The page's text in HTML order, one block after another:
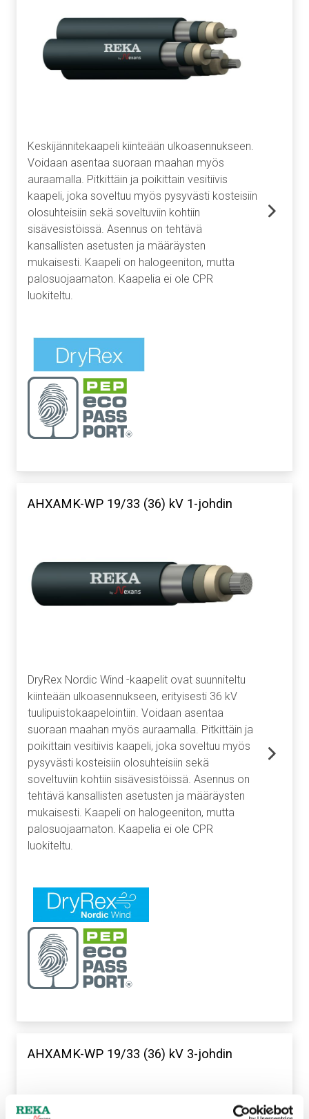
Keskijännitekaapeli kiinteään ulkoasennukseen.
Voidaan asentaa suoraan maahan myös
auraamalla. Pitkittäin ja poikittain vesitiivis
kaapeli, joka soveltuu myös pysyvästi kosteisiin
olosuhteisiin sekä soveltuviin kohtiin
sisävesistöissä. Asennus on tehtävä
kansallisten asetusten ja määräysten
mukaisesti. Kaapeli on halogeeniton, mutta
palosuojaamaton. Kaapelia ei ole CPR
luokiteltu.
AHXAMK-WP 19/33 (36) kV 1-johdin
DryRex Nordic Wind -kaapelit ovat suunniteltu
kiinteään ulkoasennukseen, erityisesti 36 kV
tuulipuistokaapelointiin. Voidaan asentaa
suoraan maahan myös auraamalla. Pitkittäin ja
poikittain vesitiivis kaapeli, joka soveltuu myös
pysyvästi kosteisiin olosuhteisiin sekä
soveltuviin kohtiin sisävesistöissä. Asennus on
tehtävä kansallisten asetusten ja määräysten
mukaisesti. Kaapeli on halogeeniton, mutta
palosuojaamaton. Kaapelia ei ole CPR
luokiteltu.
AHXAMK-WP 19/33 (36) kV 3-johdin